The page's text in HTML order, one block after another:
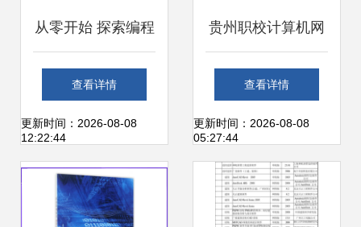
从零开始 探索编程
语言设计与电脑软
件开发的艺术
查看详情
更新时间：2026-08-08
12:22:44
贵州职校计算机网
络技术专业就业方
向探析 聚焦电脑软
件设计与开发
查看详情
更新时间：2026-08-08
05:27:44